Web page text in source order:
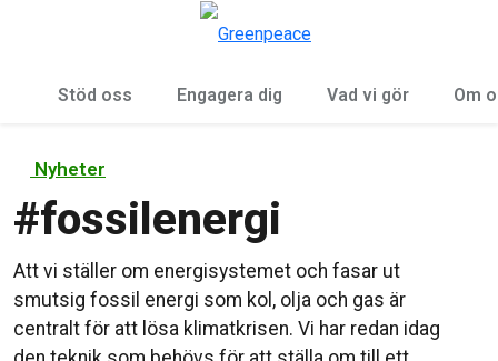
Stöd oss Engagera dig Vad vi gör Om
Nyheter
#fossilenergi
Att vi ställer om energisystemet och fasar ut
smutsig fossil energi som kol, olja och gas är
centralt för att lösa klimatkrisen. Vi har redan idag